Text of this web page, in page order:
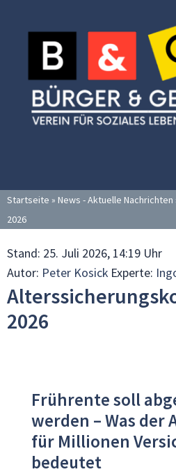
Inhalt
springen
Startseite » News - Aktuelle Nachrichten
2026
Stand: 25. Juli 2026, 14:19 Uhr
Autor: Peter Kosick Experte:
2026
Frührente soll
werden – Was der
für Millionen
bedeutet